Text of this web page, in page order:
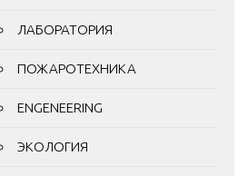
ЛАБОРАТОРИЯ
ПОЖАРОТЕХНИКА
ENGENEERING
ЭКОЛОГИЯ